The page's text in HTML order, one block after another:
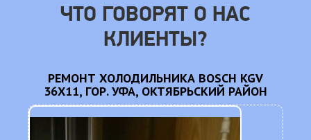
ЧТО ГОВОРЯТ О НАС
КЛИЕНТЫ?
РЕМОНТ ХОЛОДИЛЬНИКА BOSCH KGV
36X11, ГОР. УФА, ОКТЯБРЬСКИЙ РАЙОН